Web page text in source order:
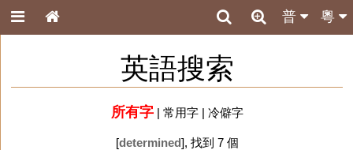
粵
普
英語搜索
所有字| 常用字| 冷僻字
[determined], 找到 7 個